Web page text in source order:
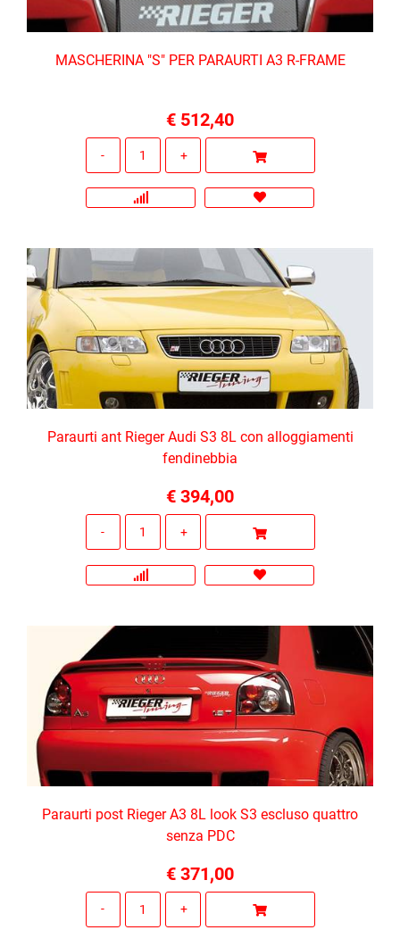
MASCHERINA "S" PER PARAURTI A3 R-FRAME
€ 512,40
Paraurti ant Rieger Audi S3 8L con alloggiamenti
fendinebbia
€ 394,00
Paraurti post Rieger A3 8L look S3 escluso quattro
senza PDC
€ 371,00